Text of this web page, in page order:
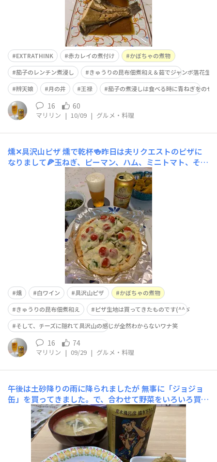
EXTRATHINK 赤カレイの煮付け
かぼちゃの煮物
茄子のレンチン煮浸し
きゅうりの昆布佃煮和え＆茹でジャンボ落花生
辨天娘
月の井 王禄 茄子の煮浸しは食べる時に青ねぎをのせ
16 60
マリリン | 10/09 | グルメ・料理
燻✕具沢山ピザ燻で乾杯🍻昨日は夫リクエストのピザに
なりまして🍕玉ねぎ、ピーマン、ハム、ミニトマト、そし
てとろけるチーズをたっぷりと具沢山ピザ、かぼちゃの煮
物ときゅうりの昆布佃煮和え残りとともに美味しかったで
す ご馳走さまでした🙏
燻 白ワイン 具沢山ピザ
かぼちゃの煮物
きゅうりの昆布佃煮和え
ピザ生地は買ってきたものです(^^ゞ
そして、チーズに隠れて具沢山の感じが全然わからないワナ笑
16 74
マリリン | 09/29 | グルメ・料理
午後は土砂降りの雨に降られましたが無事に「ジョジョ
缶」を買ってきました。で、合わせて野菜をいろいろ買っ
てきて、晩ご飯。なんですが… 今夜は何がメイン？な感
じになってしまいました 汗一番美味しく出来たのは「か
ぼちゃの煮物」で、これは我ながら「過去イチ」と言えそ
う。逆に、ほうれん草の白和えはイマイチ。胡麻の風味が
足りませんでした。やっぱ